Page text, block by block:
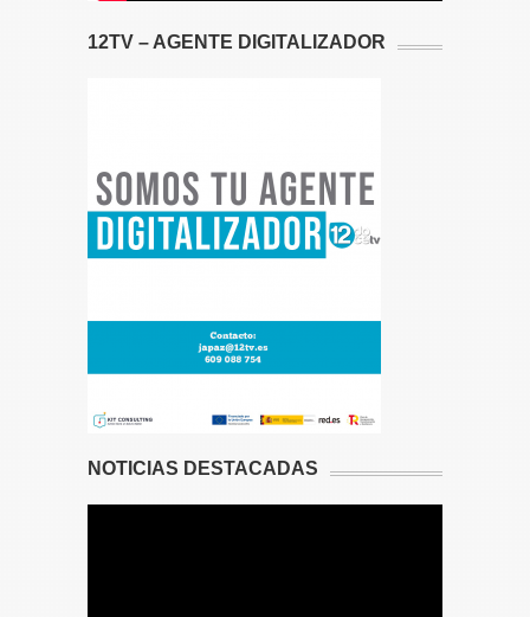
12TV – AGENTE DIGITALIZADOR
NOTICIAS DESTACADAS